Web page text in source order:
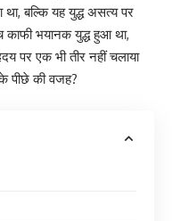
बल्कि यह युद्ध असत्य पर
काफी भयानक युद्ध हुआ था,
पर एक भी तीर नहीं चलाया
पीछे की वजह?